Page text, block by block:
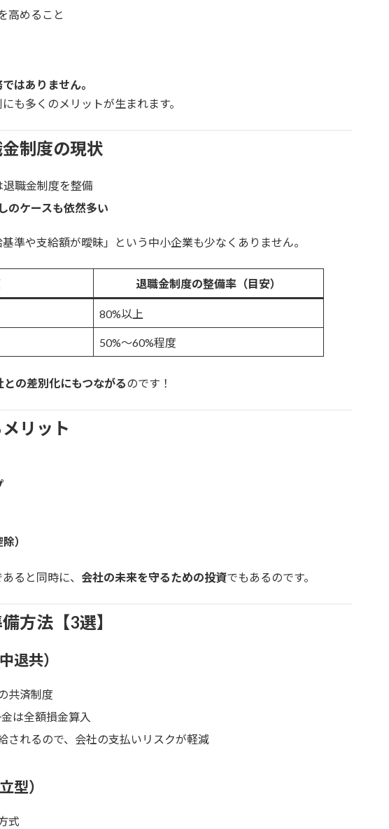
高めること
はありません。
も多くのメリットが生まれます。
制度の現状
退職金制度を整備
のケースも依然多い
準や支給額が曖昧」という中小企業も少なくありません。
退職金制度の整備率（目安）
80%以上
50%～60%程度
の差別化にもつながるのです！
リット
）
ると同時に、 会社の未来を守るための投資でもあるのです。
方法【3選】
退共）
共済制度
は全額損金算入
されるので、会社の支払いリスクが軽減
型）
式